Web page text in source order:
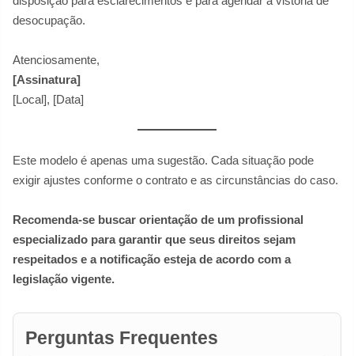
desocupação.
Atenciosamente,
[Assinatura]
[Local], [Data]
Este modelo é apenas uma sugestão. Cada situação pode
exigir ajustes conforme o contrato e as circunstâncias do caso.
Recomenda-se buscar orientação de um profissional
especializado para garantir que seus direitos sejam
respeitados e a notificação esteja de acordo com a
legislação vigente.
Perguntas Frequentes